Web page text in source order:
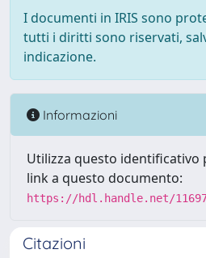
I documenti in IRIS sono
tutti i diritti sono riservati,
indicazione.
Informazioni
Utilizza questo identificativo
link a questo documento:
https://hdl.handle.net/
Citazioni